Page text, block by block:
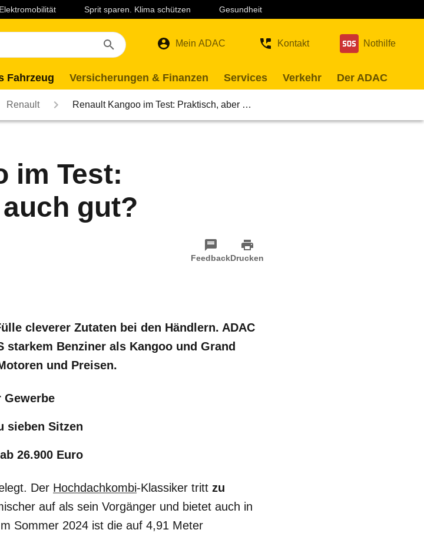
Elektromobilität Sprit sparen. Klima schützen Gesundheit
Mein ADAC Kontakt Nothilfe
Fahrzeug Versicherungen & Finanzen Services Verkehr Der ADAC
Renault Renault Kangoo im Test: Praktisch, aber …
im Test:
gut?
FeedbackDrucken
cleverer Zutaten bei den Händlern. ADAC
starkem Benziner als Kangoo und Grand
und Preisen.
Gewerbe
sieben Sitzen
26.900 Euro
Der Hochdachkombi-Klassiker tritt zu
auf als sein Vorgänger und bietet auch in
Sommer 2024 ist die auf 4,91 Meter